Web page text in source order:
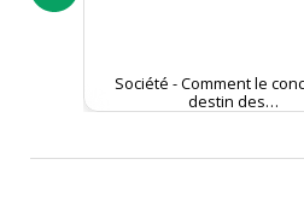
Société - Comment le
destin des…